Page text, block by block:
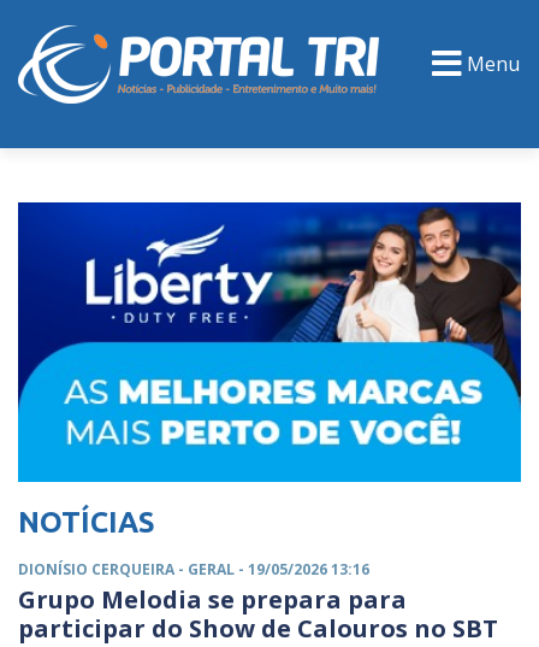
Menu
NOTÍCIAS
DIONÍSIO CERQUEIRA - GERAL - 19/05/2026 13:16
Grupo Melodia se prepara para
participar do Show de Calouros no SBT